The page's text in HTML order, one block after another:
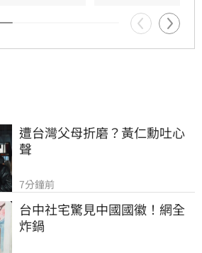
遭台灣父母折磨？黃仁勳吐心
聲
7分鐘前
台中社宅驚見中國國徽！網全
炸鍋